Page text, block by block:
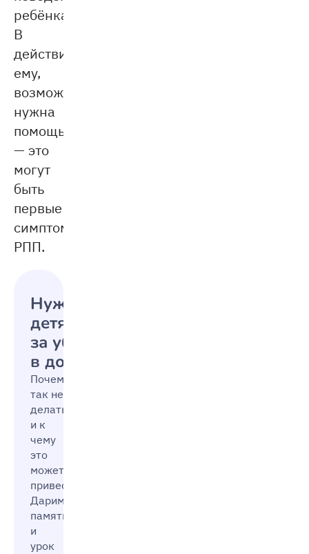
ребёнка.
В
действительности
ему,
возможно,
нужна
помощь
— это
могут
быть
первые
симптомы
РПП.
Нужно ли платить
детям
за уборку
в доме
Почему
так не стоит
делать
и к
чему
это
может
привести?
Дарим
памятку
и
урок